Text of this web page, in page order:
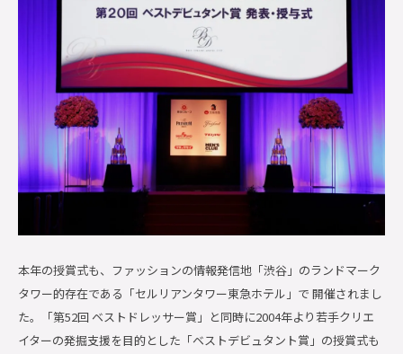
本年の授賞式も、ファッションの情報発信地「渋谷」のランドマーク
タワー的存在である「セルリアンタワー東急ホテル」で 開催されまし
た。「第52回 ベストドレッサー賞」と同時に2004年より若手クリエ
イターの発掘支援を目的とした「ベストデビュタント賞」の授賞式も